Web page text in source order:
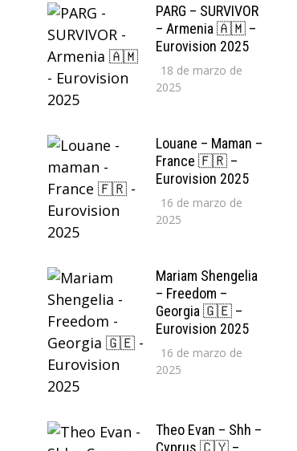
PARG – SURVIVOR
– Armenia 🇦🇲 –
Eurovision 2025
18 de marzo de
2025
Louane – Maman –
France 🇫🇷 –
Eurovision 2025
16 de marzo de
2025
Mariam Shengelia
– Freedom –
Georgia 🇬🇪 –
Eurovision 2025
16 de marzo de
2025
Theo Evan – Shh –
Cyprus 🇨🇾 –